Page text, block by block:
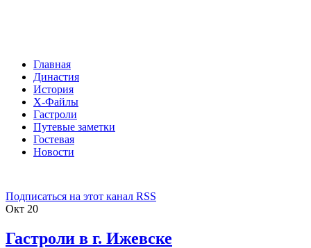
Главная
Династия
История
Х-Файлы
Гастроли
Путевые заметки
Гостевая
Новости
Подписаться на этот канал RSS
Окт 20
Гастроли в г. Ижевске